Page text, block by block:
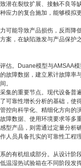
潜在裂纹扩展、接触不良等
应力的复合施加，能够模拟
可能导致产品损伤，反而降
案，在缺陷激发与产品保护
估。Duane模型与AMSAA
故障数据，建立累计故障率
。
集的重要节点。现代设备普
可靠性增长分析的基础，使
控向科学化、精细化方向的演
障数据、使用环境要求等多
型产品，则需通过定量分析
员具备扎实的可靠性工程
的有机组成部分。从设计阶
温湿热试验箱在不同阶段发